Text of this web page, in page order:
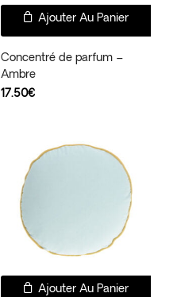
Ajouter Au Panier
Concentré de parfum –
Ambre
17.50€
Ajouter Au Panier